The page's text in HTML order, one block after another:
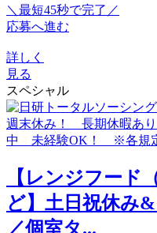
＼最短45秒で完了／
応募へ進む
詳しく
見る
スペシャル
【レンジフード
ど】土日祝休み
／個室タ...